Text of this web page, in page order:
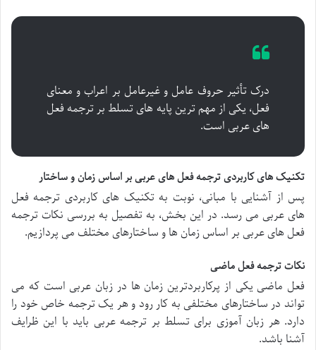
درک تأثیر حروف عامل و غیرعامل بر اعراب و معنای
فعل، یکی از مهم ترین پایه های تسلط بر ترجمه فعل
های عربی است.
تکنیک های کاربردی ترجمه فعل های عربی بر اساس زمان و ساختار
پس از آشنایی با مبانی، نوبت به تکنیک های کاربردی ترجمه فعل
های عربی می رسد. در این بخش، به تفصیل به بررسی نکات ترجمه
فعل های عربی بر اساس زمان ها و ساختارهای مختلف می پردازیم.
نکات ترجمه فعل ماضی
فعل ماضی یکی از پرکاربردترین زمان ها در زبان عربی است که می
تواند در ساختارهای مختلفی به کار رود و هر یک ترجمه خاص خود را
دارد. هر زبان آموزی برای تسلط بر ترجمه عربی باید با این ظرایف
آشنا باشد.